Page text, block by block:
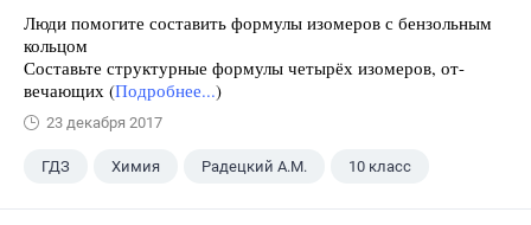
Люди помогите составить формулы изомеров с бензольным
кольцом
Составьте структурные формулы четырёх изомеров, от-
вечающих (Подробнее...)
23 декабря 2017
ГДЗ Химия Радецкий А.М. 10 класс